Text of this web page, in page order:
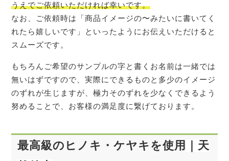
うえでご依頼いただければ幸いです。
なお、ご依頼時は「商品イメージの〜みたいに書いてく
れたら嬉しいです」といったようにお伝えいただけると
スムーズです。
もちろんご希望のサンプルの字と書くお名前は一緒では
無いはずですので、実際にできるものと多少のイメージ
のずれが生じますが、極力そのずれを少なくできるよう
努めることで、お客様の満足度に繋げております。
最高級のヒノキ・ケヤキを使用
｜天